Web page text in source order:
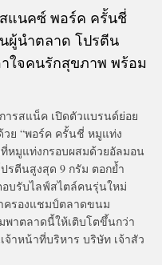
สแนคซ์ พอร์ค ครั้นชี่
ผู้นำตลาด โปรตีน
ใจคนรักสุขภาพ พร้อม
ารสแน็ค เปิดตัวแบรนด์ย่อย
วย “พอร์ค ครั้นชี่ หมูแท่ง
ที่หมูแท่งกรอบผสมด้วยอัลมอน
รตีนสูงสุด 9 กรัม ตอกย้ำ
บรับไลฟ์สไตล์คนรุ่นใหม่
ครองแชมป์ตลาดขนม
มพาตลาดนี้ให้เติบโตขึ้นกว่า
าหน้าที่บริหาร บริษัท เจ้าสัว